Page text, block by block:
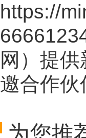
https://
网 ）提
邀合作伙